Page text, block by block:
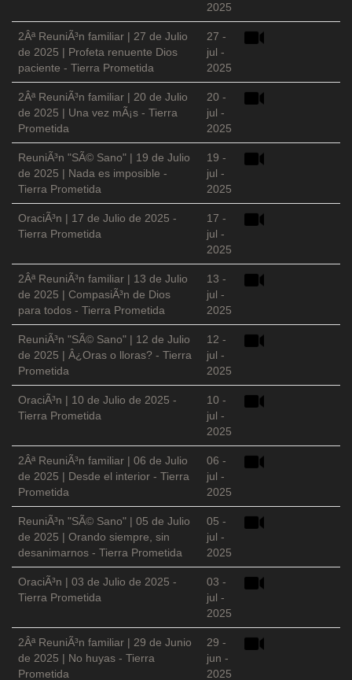
2025
2Âª ReuniÃ³n familiar | 27 de Julio
de 2025 | Profeta renuente Dios
paciente - Tierra Prometida
27 -
jul -
2025
2Âª ReuniÃ³n familiar | 20 de Julio
de 2025 | Una vez mÃ¡s - Tierra
Prometida
20 -
jul -
2025
ReuniÃ³n "SÃ© Sano" | 19 de Julio
de 2025 | Nada es imposible -
Tierra Prometida
19 -
jul -
2025
OraciÃ³n | 17 de Julio de 2025 -
Tierra Prometida
17 -
jul -
2025
2Âª ReuniÃ³n familiar | 13 de Julio
de 2025 | CompasiÃ³n de Dios
para todos - Tierra Prometida
13 -
jul -
2025
ReuniÃ³n "SÃ© Sano" | 12 de Julio
de 2025 | Â¿Oras o lloras? - Tierra
Prometida
12 -
jul -
2025
OraciÃ³n | 10 de Julio de 2025 -
Tierra Prometida
10 -
jul -
2025
2Âª ReuniÃ³n familiar | 06 de Julio
de 2025 | Desde el interior - Tierra
Prometida
06 -
jul -
2025
ReuniÃ³n "SÃ© Sano" | 05 de Julio
de 2025 | Orando siempre, sin
desanimarnos - Tierra Prometida
05 -
jul -
2025
OraciÃ³n | 03 de Julio de 2025 -
Tierra Prometida
03 -
jul -
2025
2Âª ReuniÃ³n familiar | 29 de Junio
de 2025 | No huyas - Tierra
Prometida
29 -
jun -
2025